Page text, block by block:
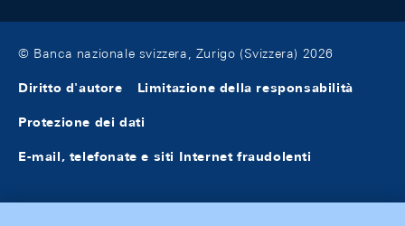
© Banca nazionale svizzera, Zurigo (Svizzera) 2026
Diritto d'autore Limitazione della responsabilità
Protezione dei dati
E-mail, telefonate e siti Internet fraudolenti